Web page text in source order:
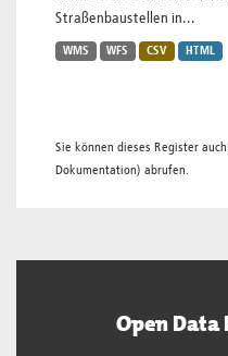
Straßenbaustellen in...
WMS WFS CSV HTML
Sie können dieses Register
Dokumentation) abrufen.
Open